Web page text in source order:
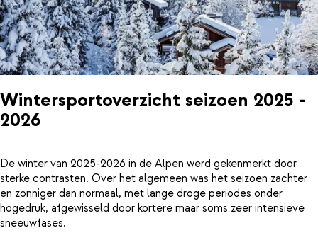
Wintersportoverzicht seizoen 2025 -
2026
De winter van 2025-2026 in de Alpen werd gekenmerkt door
sterke contrasten. Over het algemeen was het seizoen zachter
en zonniger dan normaal, met lange droge periodes onder
hogedruk, afgewisseld door kortere maar soms zeer intensieve
sneeuwfases.